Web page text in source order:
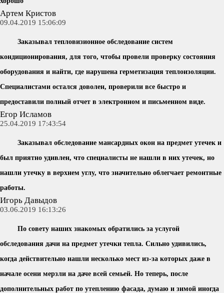
Артем Кристов
09.04.2019 15:06:09
Заказывал тепловизионное обследование систем
кондиционирования, для того, чтобы провели проверку состояния
оборудования и найти, где нарушена герметизация теплоизоляции.
Специалистами остался доволен, проверили все быстро и
предоставили полный отчет в электронном и письменном виде.
Егор Исламов
25.04.2019 17:43:54
Заказывал обследование мансардных окон на предмет утечек и
был приятно удивлен, что специалисты не нашли в них утечек, но
нашли утечку в верхнем углу, что значительно облегчает ремонтные
работы.
Игорь Давыдов
03.06.2019 16:13:26
По совету наших знакомых обратились за услугой
обследования дачи на предмет утечки тепла. Сильно удивились,
когда действительно нашли несколько мест из-за которых даже в
начале осени мерзли на даче всей семьей. Но теперь, после
дополнительных работ по утеплению фасада, думаю и зимой иногда